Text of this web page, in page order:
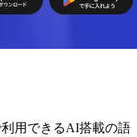
用できるAI搭載の語